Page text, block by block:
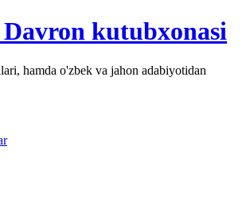
hamda o'zbek va jahon adabiyotidan